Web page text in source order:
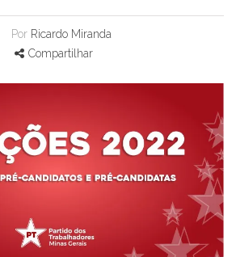
Por Ricardo Miranda
Compartilhar